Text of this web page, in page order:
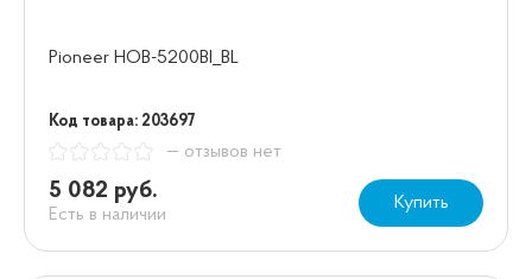
Pioneer HOB-5200BI_BL
Код товара: 203697
— отзывов нет
5 082 руб.
Есть в наличии
Купить